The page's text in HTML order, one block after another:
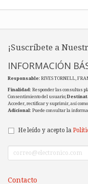
¡Suscríbete a
INFORMACIÓN
Responsable: RIVES TORNELL,
Finalidad: Responder las consultas
Consentimiento del usuario;
Acceder, rectificar y suprimir, así
Adicional: Puede consultar la
He leído y acepto la
Contacto